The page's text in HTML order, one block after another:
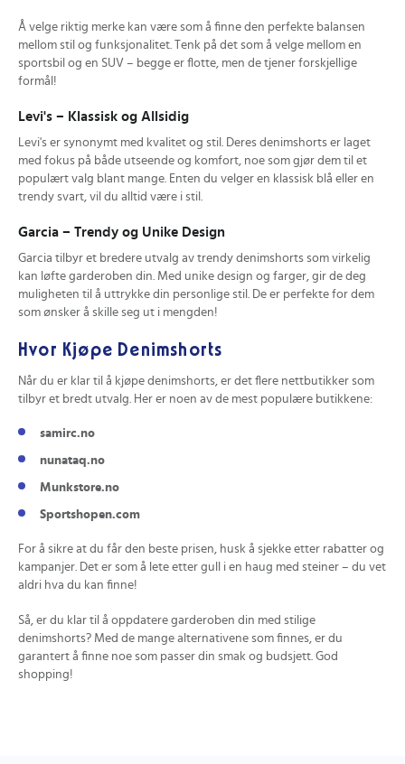
Å velge riktig merke kan være som å finne den perfekte balansen
mellom stil og funksjonalitet. Tenk på det som å velge mellom en
sportsbil og en SUV – begge er flotte, men de tjener forskjellige
formål!
Levi's – Klassisk og Allsidig
Levi's er synonymt med kvalitet og stil. Deres denimshorts er laget
med fokus på både utseende og komfort, noe som gjør dem til et
populært valg blant mange. Enten du velger en klassisk blå eller en
trendy svart, vil du alltid være i stil.
Garcia – Trendy og Unike Design
Garcia tilbyr et bredere utvalg av trendy denimshorts som virkelig
kan løfte garderoben din. Med unike design og farger, gir de deg
muligheten til å uttrykke din personlige stil. De er perfekte for dem
som ønsker å skille seg ut i mengden!
Hvor Kjøpe Denimshorts
Når du er klar til å kjøpe denimshorts, er det flere nettbutikker som
tilbyr et bredt utvalg. Her er noen av de mest populære butikkene:
samirc.no
nunataq.no
Munkstore.no
Sportshopen.com
For å sikre at du får den beste prisen, husk å sjekke etter rabatter og
kampanjer. Det er som å lete etter gull i en haug med steiner – du vet
aldri hva du kan finne!
Så, er du klar til å oppdatere garderoben din med stilige
denimshorts? Med de mange alternativene som finnes, er du
garantert å finne noe som passer din smak og budsjett. God
shopping!